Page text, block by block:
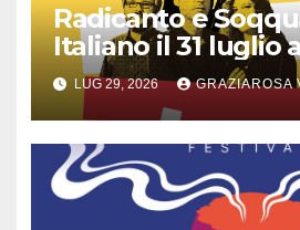
Radicanto e
Italiano il 31 luglio
Anguillara
LUG 29, 2026 GRAZIAROSA